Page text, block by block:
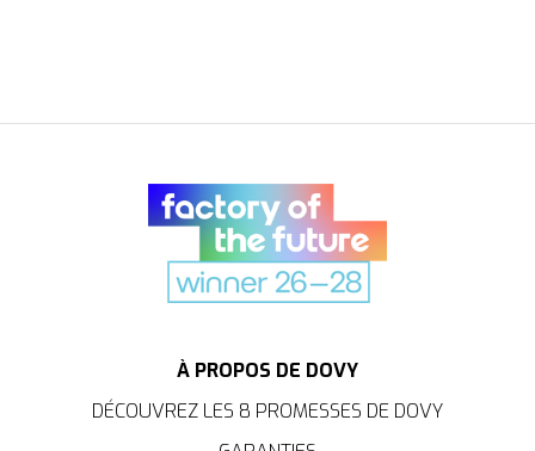
À PROPOS DE DOVY
DÉCOUVREZ LES 8 PROMESSES DE DOVY